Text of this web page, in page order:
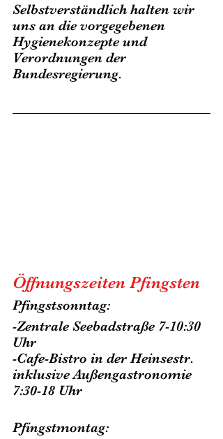
Selbstverständlich halten wir
uns an die vorgegebenen
Hygienekonzepte und
Verordnungen der
Bundesregierung.
Öffnungszeiten Pfingsten
Pfingstsonntag:
-Zentrale Seebadstraße 7-10:30
Uhr
-Cafe-Bistro in der Heinsestr.
inklusive Außengastronomie
7:30-18 Uhr
Pfingstmontag: